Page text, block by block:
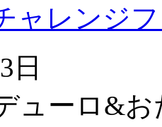
ャレンジ
日
ューロ&